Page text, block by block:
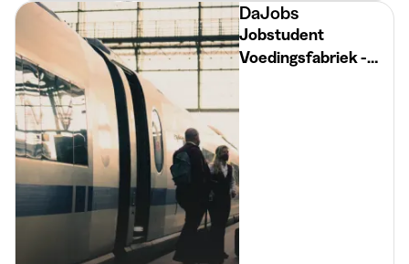
DaJobs
Jobstudent
Voedingsfabriek -